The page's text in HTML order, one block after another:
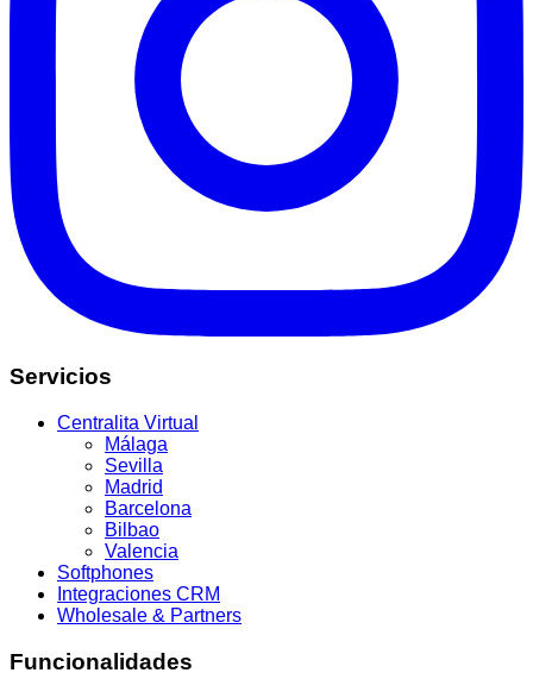
Servicios
Centralita Virtual
Málaga
Sevilla
Madrid
Barcelona
Bilbao
Valencia
Softphones
Integraciones CRM
Wholesale & Partners
Funcionalidades